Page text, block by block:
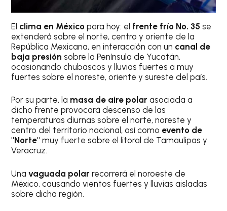
El clima en México para hoy: el frente frío No. 35se
extenderá sobre el norte, centro y oriente de la
República Mexicana, en interacción con un canal de
baja presión sobre la Península de Yucatán,
ocasionando chubascos y lluvias fuertes a muy
fuertes sobre el noreste, oriente y sureste del país.
Por su parte, la masa de aire polar asociada a
dicho frente provocará descenso de las
temperaturas diurnas sobre el norte, noreste y
centro del territorio nacional, así como evento de
"Norte" muy fuerte sobre el litoral de Tamaulipas y
Veracruz.
Una vaguada polarrecorrerá el noroeste de
México, causando vientos fuertes y lluvias aisladas
sobre dicha región.